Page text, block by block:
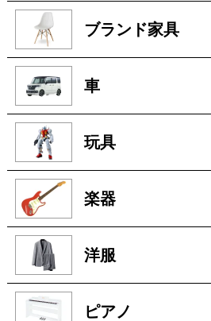
ブランド家具
車
玩具
楽器
洋服
ピアノ